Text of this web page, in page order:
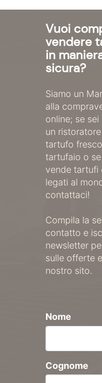
Vuoi
vendere
in
sicura?
Siamo un
alla
online; se
un
tartufo
tartufaio o se
vende tartufi
legati al
contattaci!
Compila la
contatto e
newsletter
sulle offerte
nostro sito.
Nome
Cognome